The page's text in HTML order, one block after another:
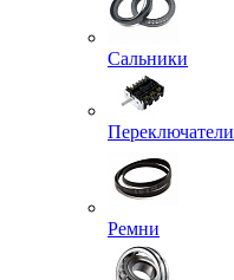
Сальники
Переключатели
Ремни